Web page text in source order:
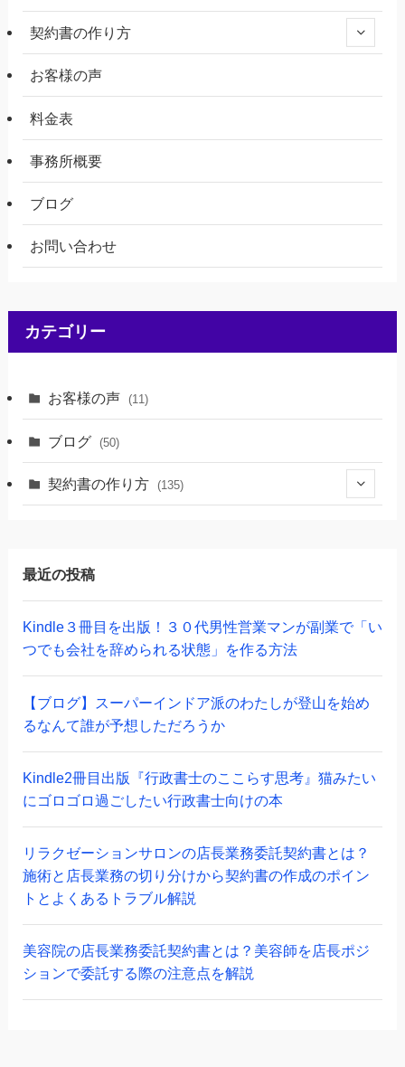
契約書の作り方
お客様の声
料金表
事務所概要
ブログ
お問い合わせ
カテゴリー
お客様の声 (11)
ブログ (50)
契約書の作り方 (135)
(20)
最近の投稿
Kindle３冊目を出版！３０代男性営業マンが副業で「い
つでも会社を辞められる状態」を作る方法
【ブログ】スーパーインドア派のわたしが登山を始め
るなんて誰が予想しただろうか
Kindle2冊目出版『行政書士のここらす思考』猫みたい
にゴロゴロ過ごしたい行政書士向けの本
リラクゼーションサロンの店長業務委託契約書とは？
施術と店長業務の切り分けから契約書の作成のポイン
トとよくあるトラブル解説
美容院の店長業務委託契約書とは？美容師を店長ポジ
ションで委託する際の注意点を解説